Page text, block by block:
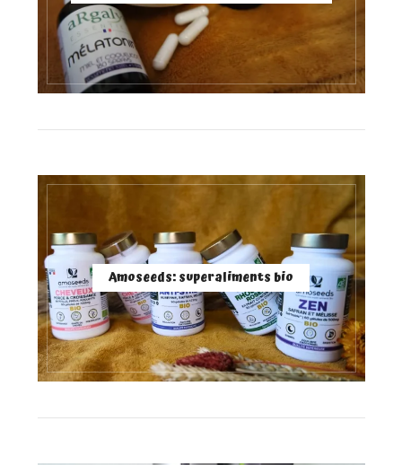
Amoseeds: superaliments bio